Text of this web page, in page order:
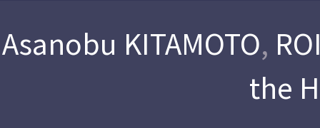
Asanobu KITAMOTO,
the